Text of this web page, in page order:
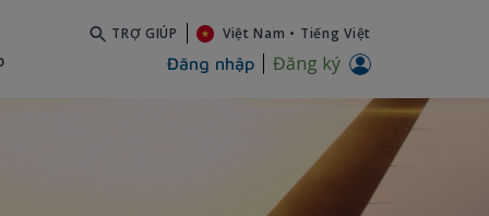
TRỢ GIÚP Việt Nam • Tiếng Việt
Đăng nhập Đăng ký